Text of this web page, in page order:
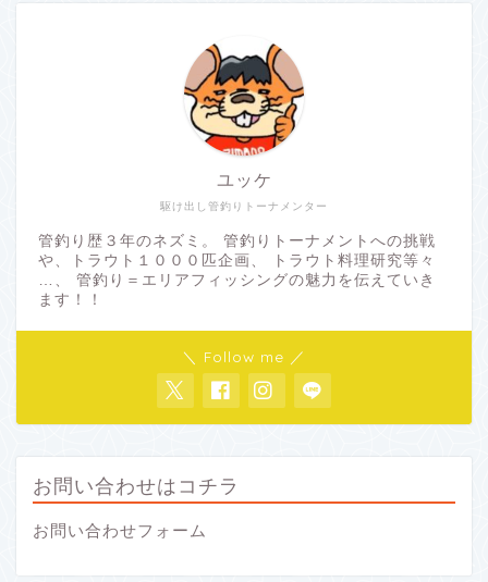
駆け出し管釣りトーナメンター
ユッケ
管釣り歴３年のネズミ。 管釣りトーナメントへの挑戦
や、トラウト１０００匹企画、 トラウト料理研究等々
…、 管釣り＝エリアフィッシングの魅力を伝えていき
ます！！
＼ Follow me ／
お問い合わせはコチラ
お問い合わせフォーム